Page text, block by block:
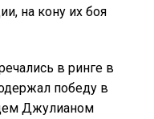
на кону их боя
в ринге в
победу в
Джулианом